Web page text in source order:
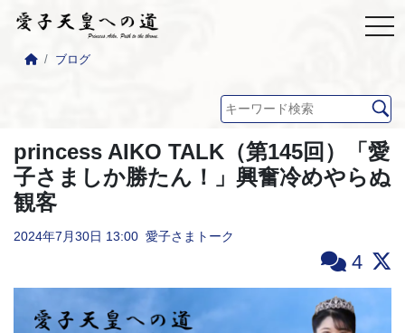
ブログ
princess AIKO TALK（第145回）「愛
子さましか勝たん！」興奮冷めやらぬ
観客
2024年7月30日 13:00 愛子さまトーク
4